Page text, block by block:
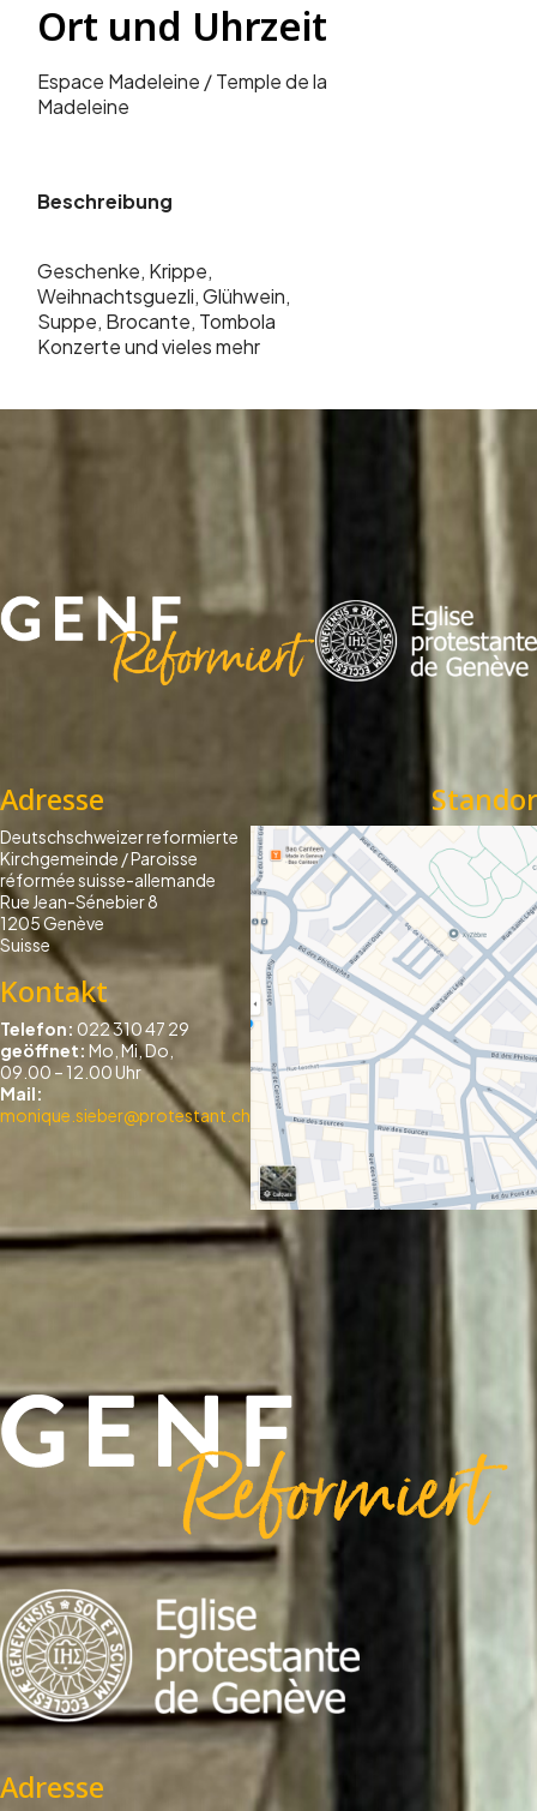
Espace Madeleine / Temple de la
Madeleine
Beschreibung
Geschenke, Krippe,
Weihnachtsguezli, Glühwein,
Suppe, Brocante, Tombola
Konzerte und vieles mehr
Adresse
Deutschschweizer reformierte
Kirchgemeinde / Paroisse
réformée suisse-allemande
Rue Jean-Sénebier 8
1205 Genève
Suisse
Kontakt
Telefon: 022 310 47 29
geöffnet: Mo, Mi, Do,
09.00 – 12.00 Uhr
Mail:
monique.sieber@protestant.ch
Adresse